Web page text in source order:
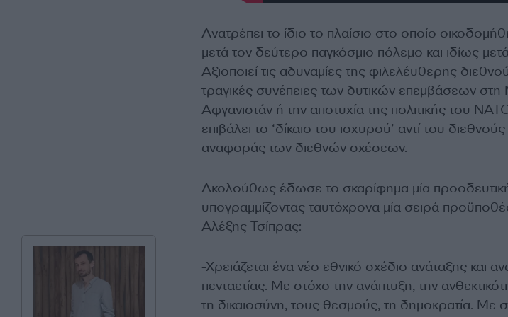
Ανατρέπει το ίδιο το πλαίσιο στο οποίο
μετά τον δεύτερο παγκόσμιο πόλεμο και ιδίως
Αξιοποιεί τις αδυναμίες της φιλελέυθερης
τραγικές συνέπειες των δυτικών επεμβάσεων
Αφγανιστάν ή την αποτυχία της πολιτικής του
επιβάλει το ‘δίκαιο του ισχυρού’ αντί του
αναφοράς των διεθνών σχέσεων.
Ακολούθως έδωσε το σκαρίφημα μία
υπογραμμίζοντας ταυτόχρονα μία σειρά
Αλέξης Τσίπρας:
-Χρειάζεται ένα νέο εθνικό σχέδιο ανάταξης και
πενταετίας. Με στόχο την ανάπτυξη, την
τη δικαιοσύνη, τους θεσμούς, τη δημοκρατία. Με